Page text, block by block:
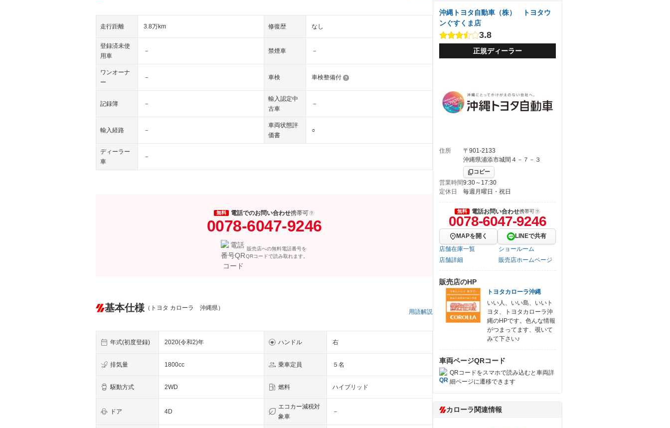
走行距離 3.8万km 修復歴 なし
登録済未使
用車
－ 禁煙車 －
ワンオーナ
ー
－ 車検 車検整備付
記録簿 －
輸入認定中
古車
－
輸入経路 －
車両状態評
価書
○
ディーラー
車
－
無料 電話でのお問い合わせ携帯可
0078-6047-9246
販売店への無料電話番号を
QRコードで読み取れます。
基本仕様 （トヨタ カローラ 沖縄県）
用語解説
年式(初度登録) 2020(令和2)年 ハンドル 右
排気量 1800cc 乗車定員 ５名
駆動方式 2WD 燃料 ハイブリッド
ドア 4D
エコカー減税対
象車
－
沖縄トヨタ自動車（株） トヨタウ
ンぐすくま店
3.8
正規ディーラー
住所
〒901-2133
沖縄県浦添市城間４－７－３
コピー
営業時間9:30～17:30
定休日
毎週月曜日・祝日
無料 電話お問い合わせ携帯可
0078-6047-9246
MAPを開く
LINEで共有
店舗在庫一覧
ショールーム
店舗詳細
販売店ホームページ
販売店のHP
トヨタカローラ沖縄
いい人、いい島、いいト
ヨタ、トヨタカローラ沖
縄のHPです。色んな情報
がつまってます、覗いて
みて下さい♪
車両ページQRコード
QRコードをスマホで読み込むと車両詳
細ページに遷移できます
カローラ関連情報